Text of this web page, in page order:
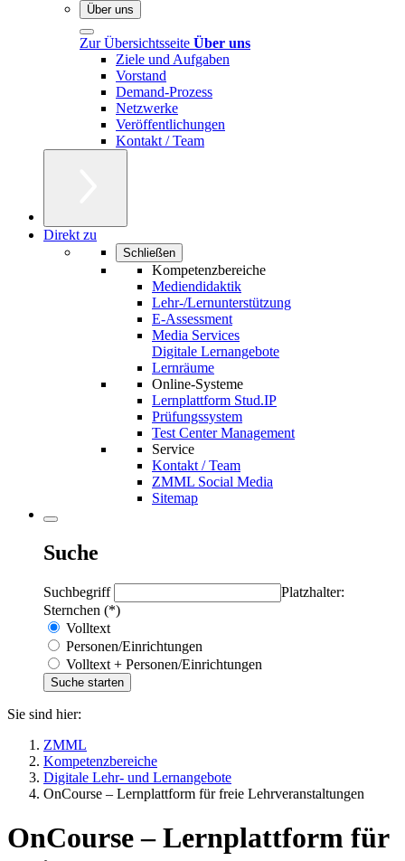
Über uns
Zur Übersichtsseite Über uns
Ziele und Aufgaben
Vorstand
Demand-Prozess
Netzwerke
Veröffentlichungen
Kontakt / Team
Direkt zu
Schließen
Kompetenzbereiche
Mediendidaktik
Lehr-/Lernunterstützung
E-Assessment
Media Services
Digitale Lernangebote
Lernräume
Online-Systeme
Lernplattform Stud.IP
Prüfungssystem
Test Center Management
Service
Kontakt / Team
ZMML Social Media
Sitemap
Suche
Suchbegriff
Platzhalter:
Sternchen (*)
Volltext
Personen/Einrichtungen
Volltext + Personen/Einrichtungen
Sie sind hier:
ZMML
Kompetenzbereiche
Digitale Lehr- und Lernangebote
OnCourse – Lernplattform für freie Lehrveranstaltungen
OnCourse – Lernplattform für